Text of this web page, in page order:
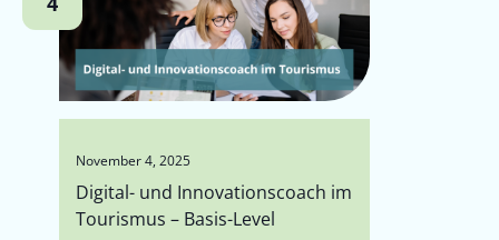
Digital- und Innovationscoach im
Tourismus – Basis-Level
November 4, 2025